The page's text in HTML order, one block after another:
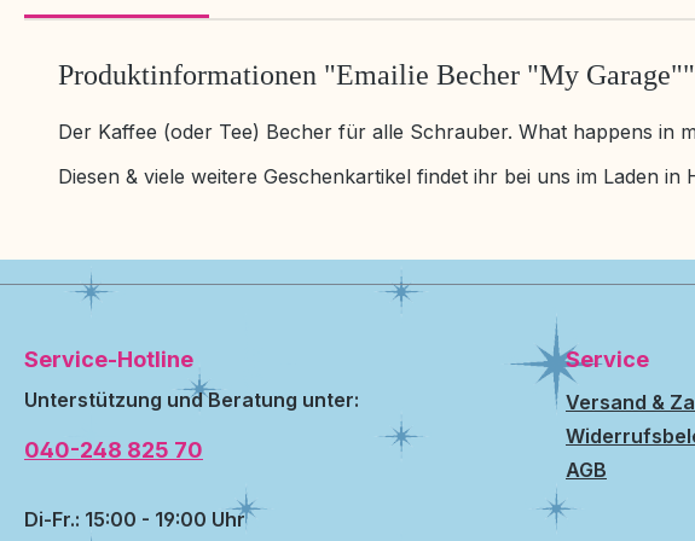
Produktinformationen "Emailie Becher "My Garage""
Der Kaffee (oder Tee) Becher für alle Schrauber. What happens in
Diesen & viele weitere Geschenkartikel findet ihr bei uns im Laden in
Service-Hotline
Unterstützung und Beratung unter:
040-248 825 70
Di-Fr.: 15:00 - 19:00 Uhr
Service
Versand &
AGB